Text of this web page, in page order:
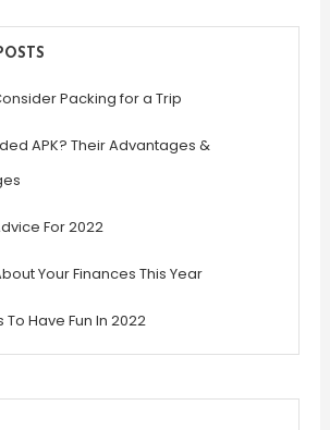
Packing for a Trip
APK? Their Advantages &
For 2022
Your Finances This Year
Have Fun In 2022